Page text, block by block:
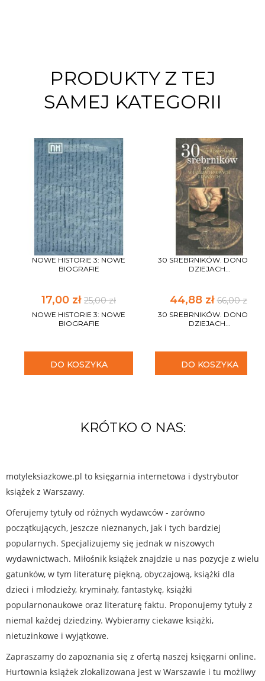
PRODUKTY Z TEJ
SAMEJ KATEGORII
NOWE HISTORIE 3: NOWE
BIOGRAFIE
17,00 zł 25,00 zł
NOWE HISTORIE 3: NOWE
BIOGRAFIE
DO KOSZYKA
30 SREBRNIKÓW. DONOS W
DZIEJACH...
44,88 zł66,00 zł
30 SREBRNIKÓW. DONOS W
DZIEJACH...
DO KOSZYKA
KRÓTKO O NAS:
motyleksiazkowe.pl to księgarnia internetowa i dystrybutor
książek z Warszawy.
Oferujemy tytuły od różnych wydawców - zarówno
początkujących, jeszcze nieznanych, jak i tych bardziej
popularnych. Specjalizujemy się jednak w niszowych
wydawnictwach. Miłośnik książek znajdzie u nas pozycje z wielu
gatunków, w tym literaturę piękną, obyczajową, książki dla
dzieci i młodzieży, kryminały, fantastykę, książki
popularnonaukowe oraz literaturę faktu. Proponujemy tytuły z
niemal każdej dziedziny. Wybieramy ciekawe książki,
nietuzinkowe i wyjątkowe.
Zapraszamy do zapoznania się z ofertą naszej księgarni online.
Hurtownia książek zlokalizowana jest w Warszawie i tu możliwy